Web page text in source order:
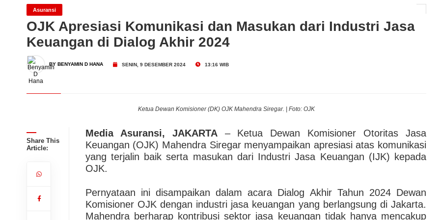
Thailand
Dari Konsultasi, Inovasi AI hingga Pendampingan di Rumah Sakit: Halodoc for
Asuransi
OJK Apresiasi Komunikasi dan Masukan dari Industri Jasa
Keuangan di Dialog Akhir 2024
BY BENYAMIN D HANA SENIN, 9 DESEMBER 2024 13:16 WIB
Ketua Dewan Komisioner (DK) OJK Mahendra Siregar. | Foto: OJK
Share This
Article:
Media Asuransi, JAKARTA– Ketua Dewan Komisioner Otoritas Jasa
Keuangan (OJK) Mahendra Siregar menyampaikan apresiasi atas komunikasi
yang terjalin baik serta masukan dari Industri Jasa Keuangan (IJK) kepada
OJK.
Pernyataan ini disampaikan dalam acara Dialog Akhir Tahun 2024 Dewan
Komisioner OJK dengan industri jasa keuangan yang berlangsung di Jakarta.
Mahendra berharap kontribusi sektor jasa keuangan tidak hanya mencakup